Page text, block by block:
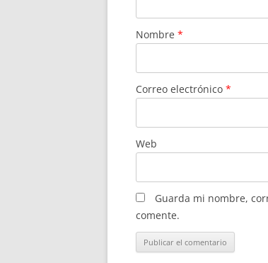
Nombre *
Correo electrónico *
Web
Guarda mi nombre,
comente.